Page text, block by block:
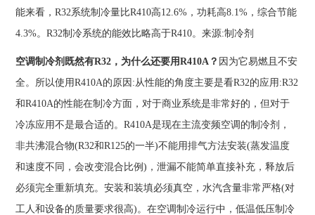
能来看，R32系统制冷量比R410高12.6%，功耗高8.1%，综合节能
4.3%。R32制冷系统的能效比略高于R410。来源:制冷剂
空调制冷剂既然有R32，为什么还要用R410A？ 因为它易燃且不安
全。所以使用R410A的原因:从性能的角度主要是看R32的应用:R32
和R410A的性能在制冷方面，对于商业系统是非常好的，但对于
冷冻应用不是最合适的。R410A是现在主流变频空调的制冷剂，
非共沸混合物(R32和R125的一半)不能用排气方法安装(蒸发温度
和速度不同，会改变混合比例)，泄漏不能简单直接补充，释放后
必须完全重新填充。安装和装填必须真空，水汽含量非常严格(对
工人和设备的质量要求很高)。在空调制冷运行中，低温低压制冷